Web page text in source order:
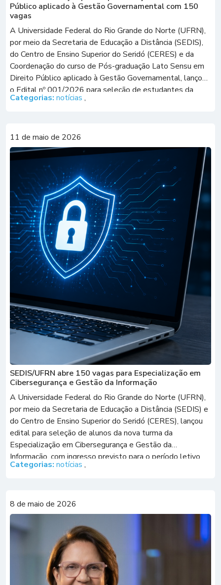
Público aplicado à Gestão Governamental com 150
vagas
A Universidade Federal do Rio Grande do Norte (UFRN),
por meio da Secretaria de Educação a Distância (SEDIS),
do Centro de Ensino Superior do Seridó (CERES) e da
Coordenação do curso de Pós-graduação Lato Sensu em
Direito Público aplicado à Gestão Governamental, lançou
o Edital nº 001/2026 para seleção de estudantes da
turma 2026.1 da […]
Categorias: notícias ,
11 de maio de 2026
SEDIS/UFRN abre 150 vagas para Especialização em
Cibersegurança e Gestão da Informação
A Universidade Federal do Rio Grande do Norte (UFRN),
por meio da Secretaria de Educação a Distância (SEDIS) e
do Centro de Ensino Superior do Seridó (CERES), lançou
edital para seleção de alunos da nova turma da
Especialização em Cibersegurança e Gestão da
Informação, com ingresso previsto para o período letivo
2026.1. O curso será […]
Categorias: notícias ,
8 de maio de 2026